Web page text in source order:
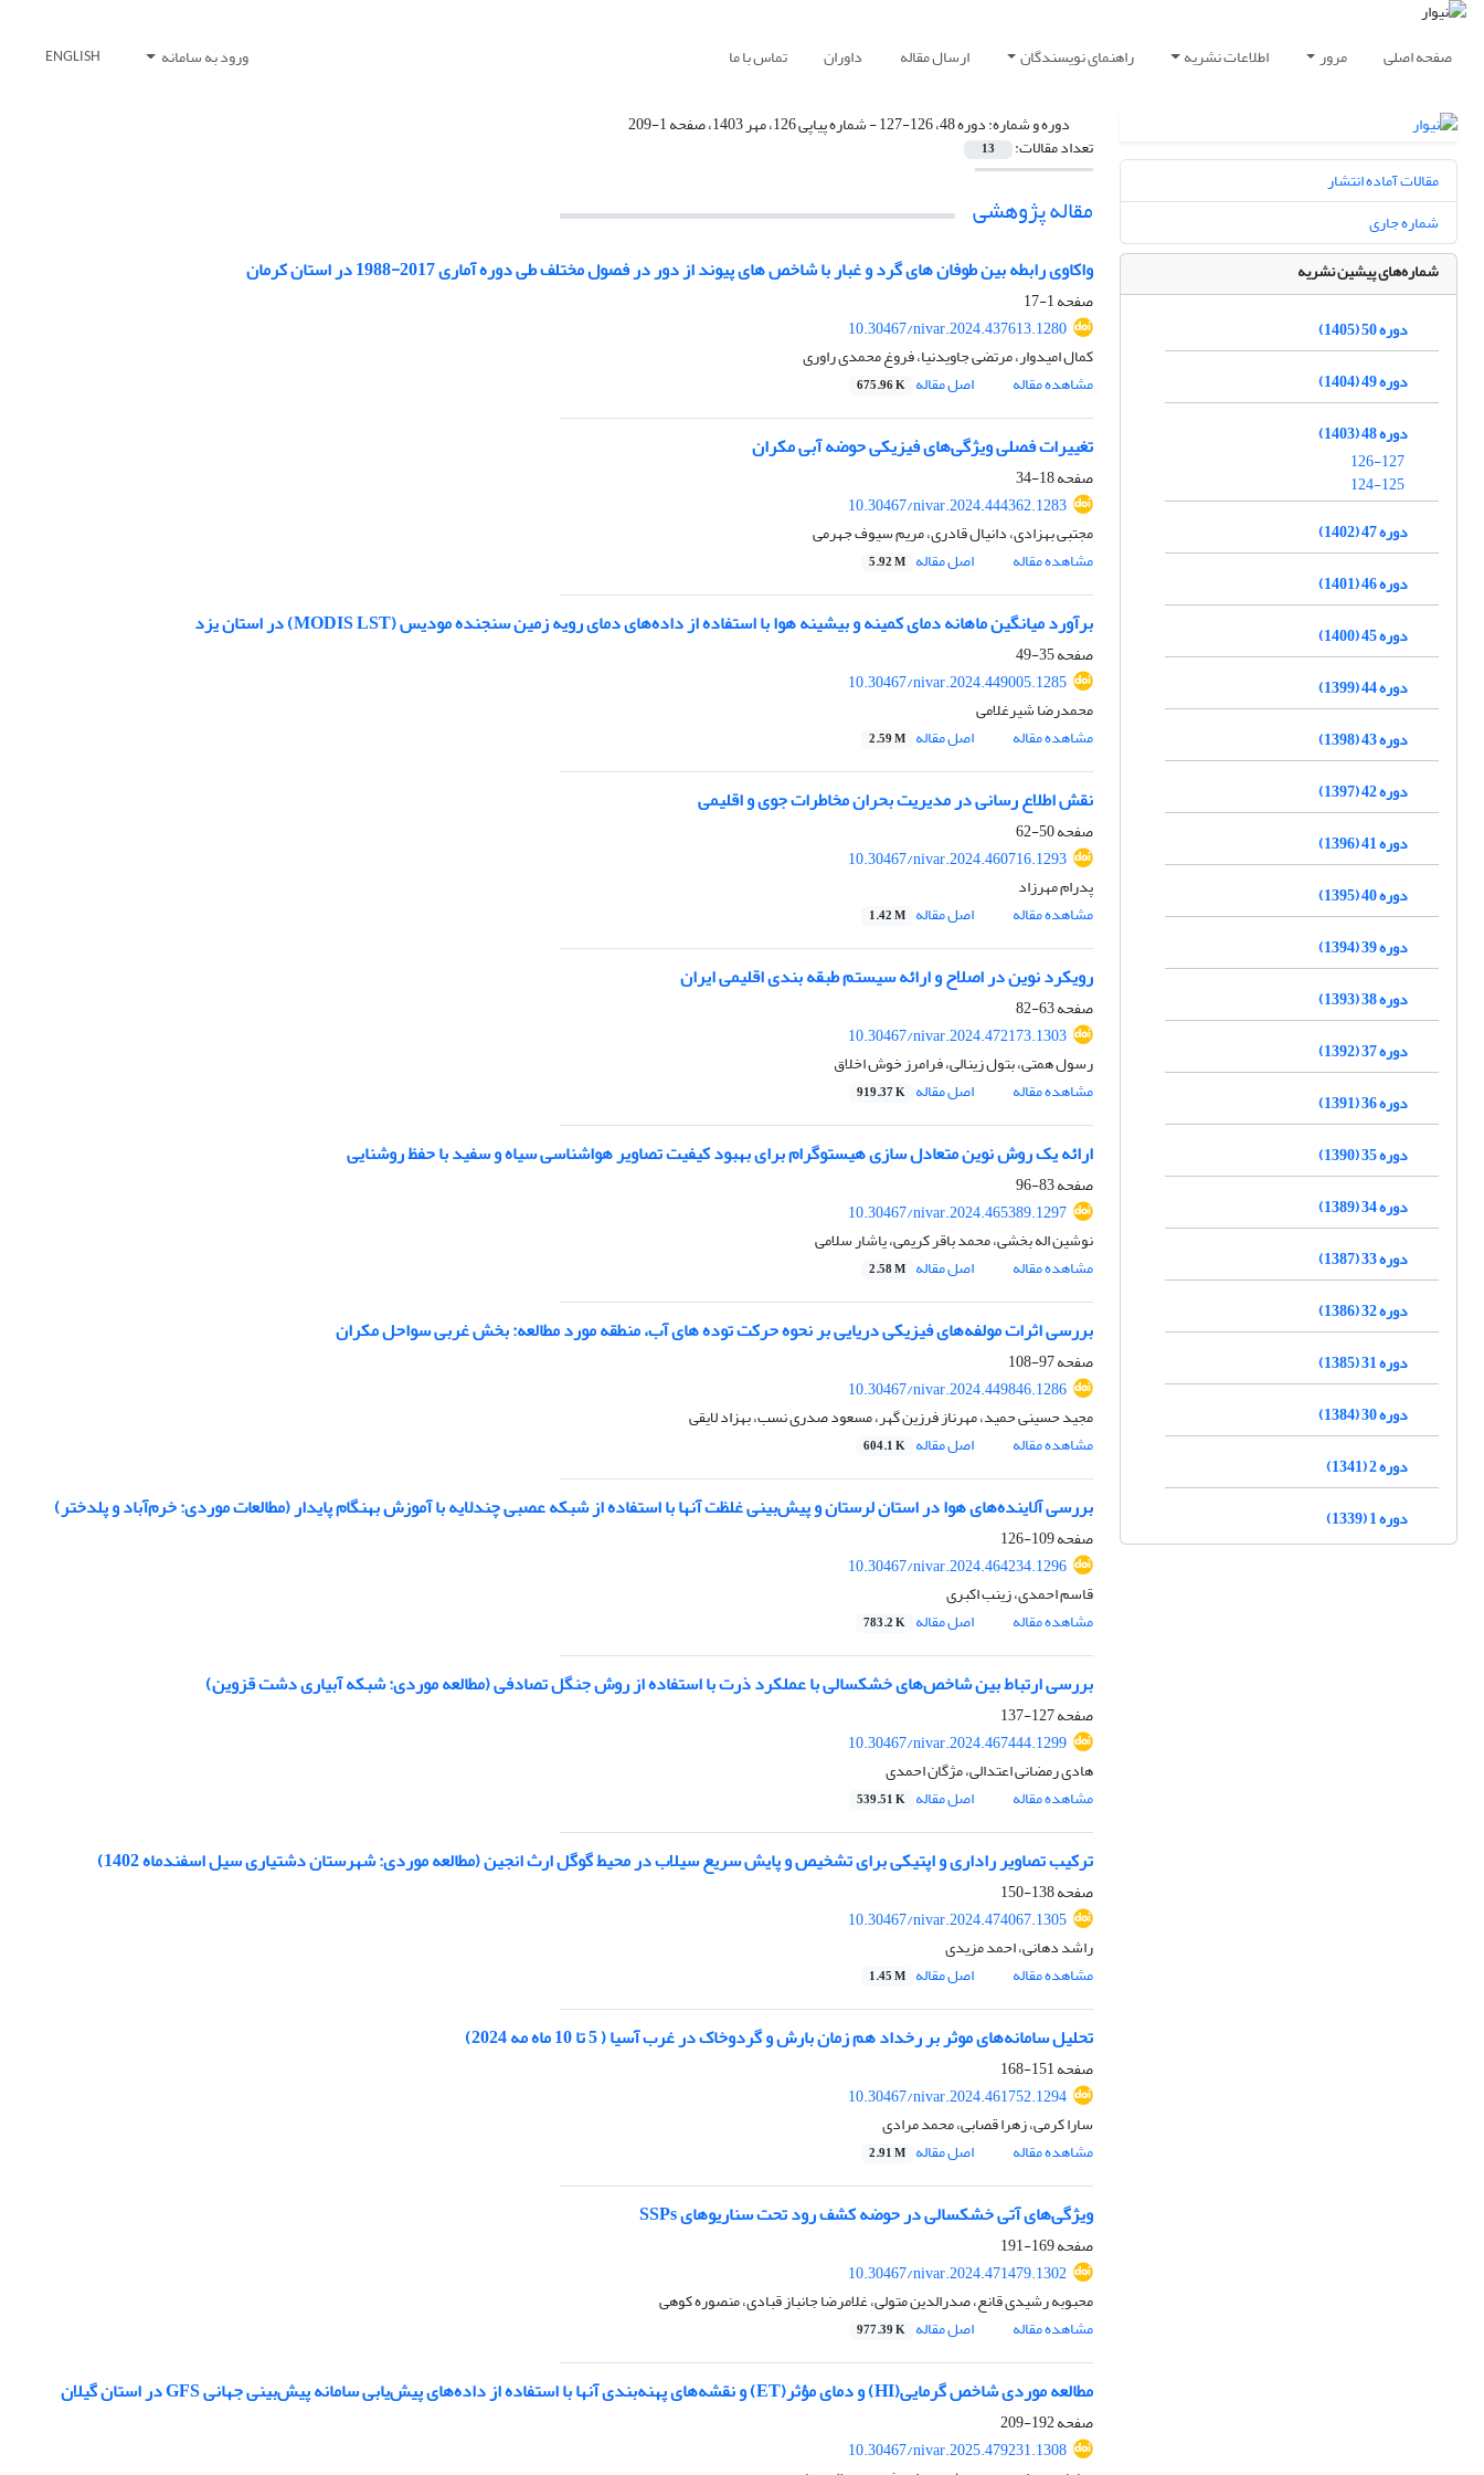
صفحه اصلی مرور اطلاعات نشریه راهنمای نویسندگان ارسال مقاله داوران تماس با ما ورود به سامانه ENGLISH
دوره و شماره:دوره 48، 126-127 - شماره پیاپی 126، مهر 1403، صفحه 1-209
تعداد مقالات: 13
مقاله پژوهشی
واکاوی رابطه بین طوفان های گرد و غبار با شاخص های پیوند از دور در فصول مختلف طی دوره آماری 2017-1988 در استان کرمان
صفحه1-17
10.30467/nivar.2024.437613.1280
کمال امیدوار، مرتضی جاویدنیا، فروغ محمدی راوری
مشاهده مقاله
اصل مقاله 675.96 K
تغییرات فصلی ویژگی‌های فیزیکی حوضه آبی مکران
صفحه18-34
10.30467/nivar.2024.444362.1283
مجتبی بهزادی، دانیال قادری، مریم سیوف جهرمی
مشاهده مقاله
اصل مقاله 5.92 M
برآورد میانگین ماهانه دمای کمینه و بیشینه هوا با استفاده از داده‌های دمای رویه زمین سنجنده مودیس (MODIS LST) در استان یزد
صفحه35-49
10.30467/nivar.2024.449005.1285
محمدرضا شیرغلامی
مشاهده مقاله
اصل مقاله 2.59 M
نقش‌ اطلاع رسانی در مدیریت‌ بحران مخاطرات جوی و اقلیمی
صفحه50-62
10.30467/nivar.2024.460716.1293
پدرام مهرزاد
مشاهده مقاله
اصل مقاله 1.42 M
رویکرد نوین در اصلاح و ارائه سیستم طبقه بندی اقلیمی ایران
صفحه63-82
10.30467/nivar.2024.472173.1303
رسول همتی، بتول زینالی، فرامرز خوش اخلاق
مشاهده مقاله
اصل مقاله 919.37 K
ارائه یک روش نوین متعادل سازی هیستوگرام برای بهبود کیفیت تصاویر هواشناسی سیاه و سفید با حفظ روشنایی
صفحه83-96
10.30467/nivar.2024.465389.1297
نوشین اله‌ بخشی، محمد باقر کریمی، یاشار سلامی
مشاهده مقاله
اصل مقاله 2.58 M
بررسی اثرات مولفه‌های فیزیکی دریایی بر نحوه حرکت توده های آب، منطقه مورد مطالعه: بخش غربی سواحل مکران
صفحه97-108
10.30467/nivar.2024.449846.1286
مجید حسینی حمید، مهرناز فرزین گهر، مسعود صدری نسب، بهزاد لایقی
مشاهده مقاله
اصل مقاله 604.1 K
بررسی آلاینده‌های هوا در استان لرستان و پیش‌بینی غلظت آنها با استفاده از شبکه عصبی چندلایه با آموزش بهنگام پایدار (مطالعات‌ موردی: خرم‌آباد و پلدختر)
صفحه109-126
10.30467/nivar.2024.464234.1296
قاسم احمدی، زینب اکبری
مشاهده مقاله
اصل مقاله 783.2 K
بررسی ارتباط بین شاخص‌های خشکسالی با عملکرد ذرت با استفاده از روش جنگل تصادفی (مطالعه موردی: شبکه آبیاری دشت قزوین)
صفحه127-137
10.30467/nivar.2024.467444.1299
هادی رمضانی اعتدالی، مژگان احمدی
مشاهده مقاله
اصل مقاله 539.51 K
ترکیب تصاویر راداری و اپتیکی برای تشخیص و پایش سریع سیلاب در محیط گوگل ارث انجین (مطالعه موردی: شهرستان دشتیاری سیل اسفندماه 1402)
صفحه138-150
10.30467/nivar.2024.474067.1305
راشد دهانی، احمد مزیدی
مشاهده مقاله
اصل مقاله 1.45 M
تحلیل سامانه‌های موثر بر رخداد هم زمان بارش و گردوخاک در غرب آسیا ( 5 تا 10 ماه مه 2024)
صفحه151-168
10.30467/nivar.2024.461752.1294
سارا کرمی، زهرا قصابی، محمد مرادی
مشاهده مقاله
اصل مقاله 2.91 M
ویژگی‌های آتی خشکسالی در حوضه کشف رود تحت سناریوهای SSPs
صفحه169-191
10.30467/nivar.2024.471479.1302
محبوبه رشیدی قانع، صدرالدین متولی، غلامرضا جانباز قبادی، منصوره کوهی
مشاهده مقاله
اصل مقاله 977.39 K
مطالعه موردی شاخص گرمایی(HI) و دمای مؤثر(ET) و نقشه‌های پهنه‌بندی آنها با استفاده از داده‌های پیش‌یابی سامانه پیش‌بینی جهانی GFS در استان گیلان
صفحه192-209
10.30467/nivar.2025.479231.1308
مقالات آماده انتشار
شماره جاری
شماره‌های پیشین نشریه
دوره 50 (1405)
دوره 49 (1404)
دوره 48 (1403)
126-127
124-125
دوره 47 (1402)
دوره 46 (1401)
دوره 45 (1400)
دوره 44 (1399)
دوره 43 (1398)
دوره 42 (1397)
دوره 41 (1396)
دوره 40 (1395)
دوره 39 (1394)
دوره 38 (1393)
دوره 37 (1392)
دوره 36 (1391)
دوره 35 (1390)
دوره 34 (1389)
دوره 33 (1387)
دوره 32 (1386)
دوره 31 (1385)
دوره 30 (1384)
دوره 2 (1341)
دوره 1 (1339)